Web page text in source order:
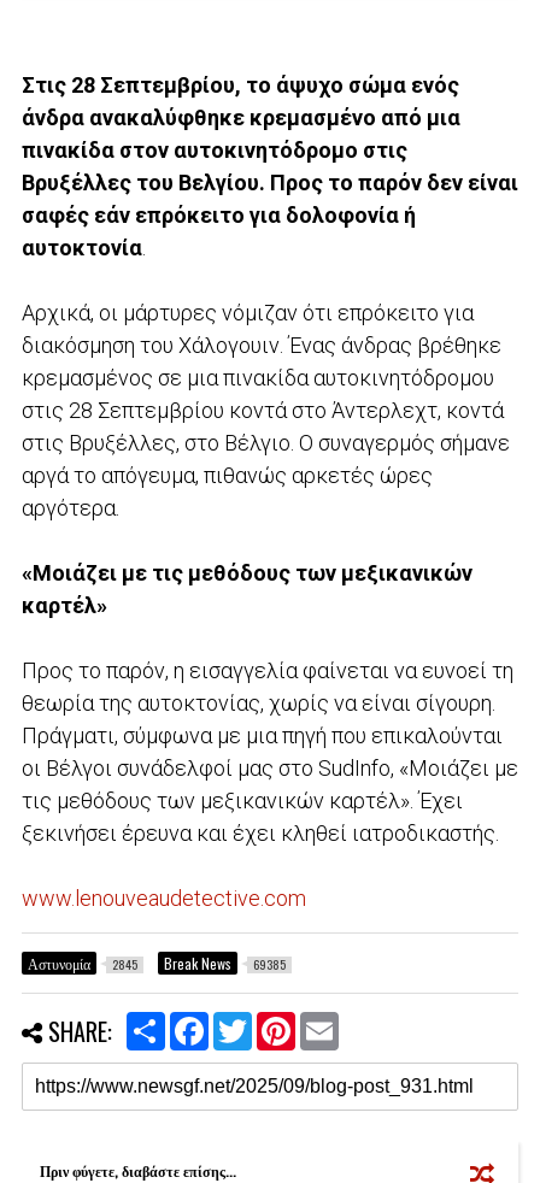
Στις 28 Σεπτεμβρίου, το άψυχο σώμα ενός
άνδρα ανακαλύφθηκε κρεμασμένο από μια
πινακίδα στον αυτοκινητόδρομο στις
Βρυξέλλες του Βελγίου. Προς το παρόν δεν είναι
σαφές εάν επρόκειτο για δολοφονία ή
αυτοκτονία.
Αρχικά, οι μάρτυρες νόμιζαν ότι επρόκειτο για
διακόσμηση του Χάλογουιν. Ένας άνδρας βρέθηκε
κρεμασμένος σε μια πινακίδα αυτοκινητόδρομου
στις 28 Σεπτεμβρίου κοντά στο Άντερλεχτ, κοντά
στις Βρυξέλλες, στο Βέλγιο. Ο συναγερμός σήμανε
αργά το απόγευμα, πιθανώς αρκετές ώρες
αργότερα.
«Μοιάζει με τις μεθόδους των μεξικανικών
καρτέλ»
Προς το παρόν, η εισαγγελία φαίνεται να ευνοεί τη
θεωρία της αυτοκτονίας, χωρίς να είναι σίγουρη.
Πράγματι, σύμφωνα με μια πηγή που επικαλούνται
οι Βέλγοι συνάδελφοί μας στο SudInfo, «Μοιάζει με
τις μεθόδους των μεξικανικών καρτέλ». Έχει
ξεκινήσει έρευνα και έχει κληθεί ιατροδικαστής.
www.lenouveaudetective.com
Αστυνομία 2845 Break News 69385
SHARE:
S
a
r
e
F
c
e
b
o
T
i
t
t
e
P
n
t
e
r
E
a
i
l
Πριν φύγετε, διαβάστε επίσης...